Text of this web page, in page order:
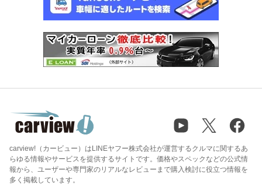
carview!（カービュー）はLINEヤフー株式会社が運営するクルマに関するあ
らゆる情報やサービスを提供するサイトです。価格やスペックなどの公式情
報から、ユーザーや専門家のリアルなレビューまで購入検討に役立つ情報を
多く掲載しています。